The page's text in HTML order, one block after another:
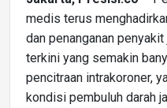
medis terus
dan penanganan
terkini yang semakin
pencitraan intrakoroner,
kondisi pembuluh darah